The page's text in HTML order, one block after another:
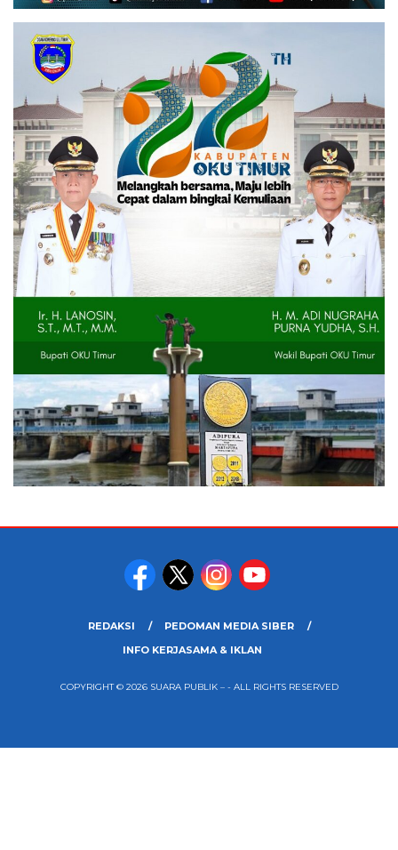
REDAKSI
PEDOMAN MEDIA SIBER
INFO KERJASAMA & IKLAN
COPYRIGHT © 2026 SUARA PUBLIK – - ALL RIGHTS RESERVED